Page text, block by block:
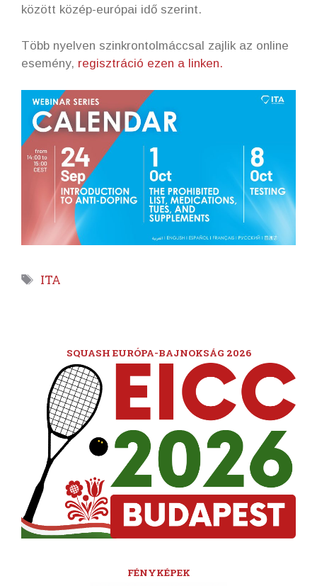
között közép-európai idő szerint.
Több nyelven szinkrontolmáccsal zajlik az online
esemény, regisztráció ezen a linken.
Címkék
ITA
SQUASH EURÓPA-BAJNOKSÁG 2026
FÉNYKÉPEK